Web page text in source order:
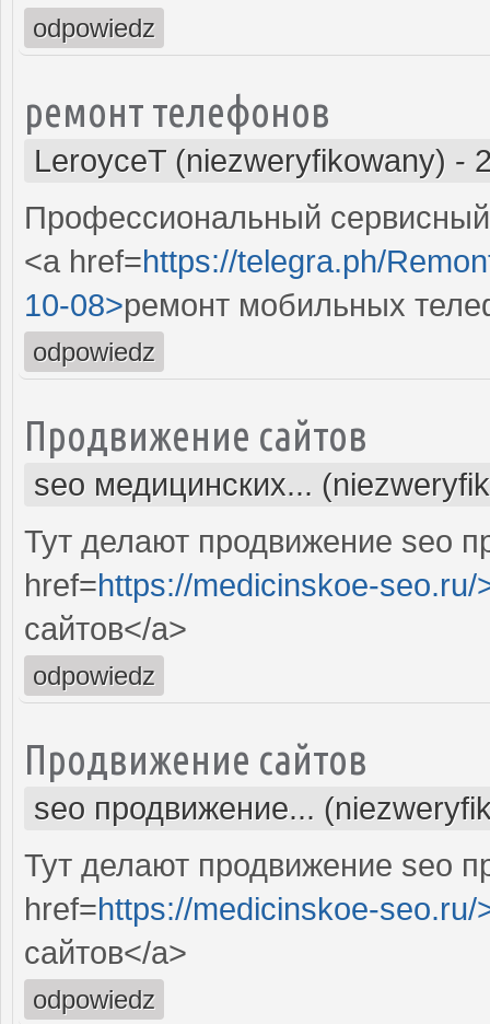
odpowiedz
ремонт телефонов
LeroyceT (niezweryfikowany) -
Профессиональный
<a href=https://telegra.ph/
10-08>ремонт мобильных
odpowiedz
Продвижение сайтов
seo медицинских...
Тут делают продвижение seo
href=https://medicinskoe-seo.ru/
сайтов</a>
odpowiedz
Продвижение сайтов
seo продвижение...
Тут делают продвижение seo
href=https://medicinskoe-seo.ru/
сайтов</a>
odpowiedz